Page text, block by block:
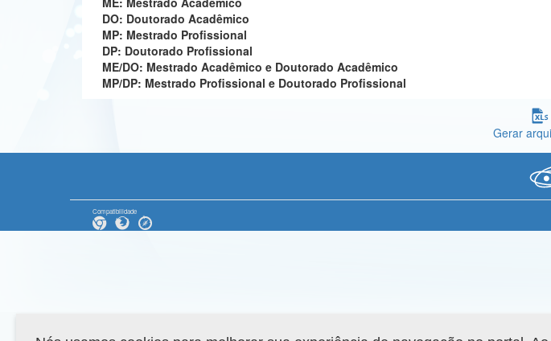
DO: Doutorado Acadêmico
MP: Mestrado Profissional
DP: Doutorado Profissional
ME/DO: Mestrado Acadêmico e Doutorado Acadêmico
MP/DP: Mestrado Profissional e Doutorado Profissional
Gerar
Compatibilidade